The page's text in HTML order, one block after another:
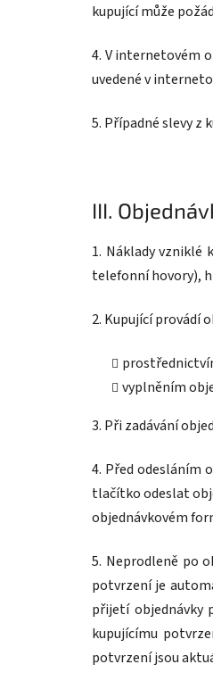
kupující může
4. V internetovém
uvedené v
5. Případné slevy z
III.
1. Náklady vzniklé
telefonní hovory),
2. Kupující provádí
vyplněním
3. Při zadávání
4. Před odesláním
tlačítko odeslat
objednávkovém
5. Neprodleně po
potvrzení je
přijetí objednávky
kupujícímu
potvrzení jsou